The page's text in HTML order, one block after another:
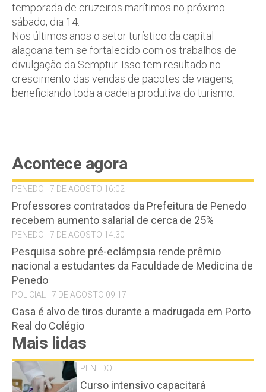
temporada de cruzeiros marítimos no próximo
sábado, dia 14.
Nos últimos anos o setor turístico da capital
alagoana tem se fortalecido com os trabalhos de
divulgação da Semptur. Isso tem resultado no
crescimento das vendas de pacotes de viagens,
beneficiando toda a cadeia produtiva do turismo.
Acontece agora
PENEDO - 7 DE AGOSTO 16:02
Professores contratados da Prefeitura de Penedo
recebem aumento salarial de cerca de 25%
PENEDO - 7 DE AGOSTO 14:30
Pesquisa sobre pré-eclâmpsia rende prêmio
nacional a estudantes da Faculdade de Medicina de
Penedo
POLICIAL - 7 DE AGOSTO 09:17
Casa é alvo de tiros durante a madrugada em Porto
Real do Colégio
Mais lidas
PENEDO
Curso intensivo capacitará